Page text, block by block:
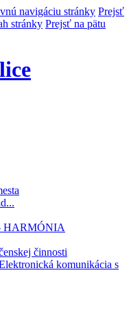
navigáciu stránky Prejsť
stránky Prejsť na pätu
HARMÓNIA
činnosti
komunikácia s